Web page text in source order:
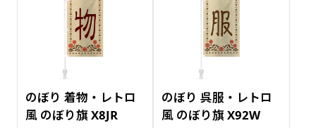
のぼり 着物・レトロ
風 のぼり旗 X8JR
のぼり 呉服・レトロ
風 のぼり旗 X92W